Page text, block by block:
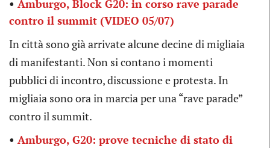
• Amburgo, Block G20: in corso rave parade
contro il summit (VIDEO 05/07)
In città sono già arrivate alcune decine di migliaia
di manifestanti. Non si contano i momenti
pubblici di incontro, discussione e protesta. In
migliaia sono ora in marcia per una “rave parade”
contro il summit.
• Amburgo, G20: prove tecniche di stato di